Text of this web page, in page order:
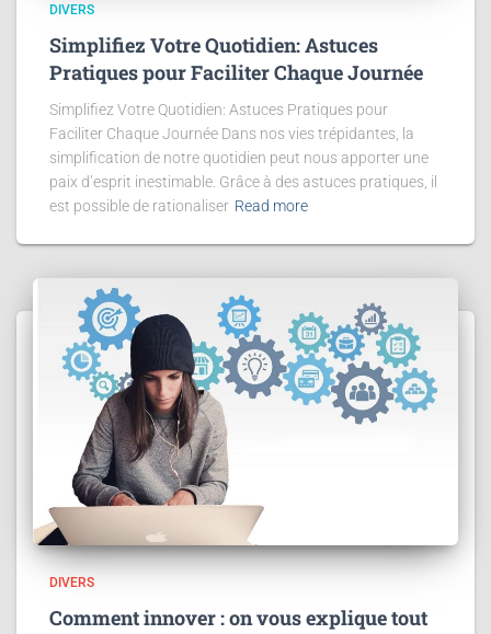
DIVERS
Simplifiez Votre Quotidien: Astuces
Pratiques pour Faciliter Chaque Journée
Simplifiez Votre Quotidien: Astuces Pratiques pour
Faciliter Chaque Journée Dans nos vies trépidantes, la
simplification de notre quotidien peut nous apporter une
paix d’esprit inestimable. Grâce à des astuces pratiques, il
est possible de rationaliser Read more
DIVERS
Comment innover : on vous explique tout